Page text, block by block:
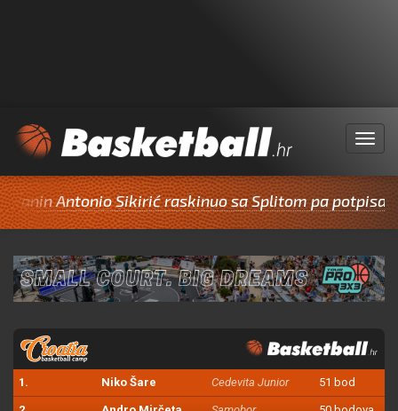
Menu
Antonio Sikirić raskinuo sa Splitom pa potpisao za
1. Niko Šare Cedevita Junior 51 bod